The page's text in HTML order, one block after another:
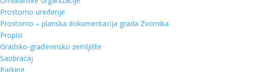
Prostorno uređenje
Prostorno – planska dokumentacija grada Zvornika
Propisi
Gradsko-građevinsko zemljište
Saobraćaj
Parking